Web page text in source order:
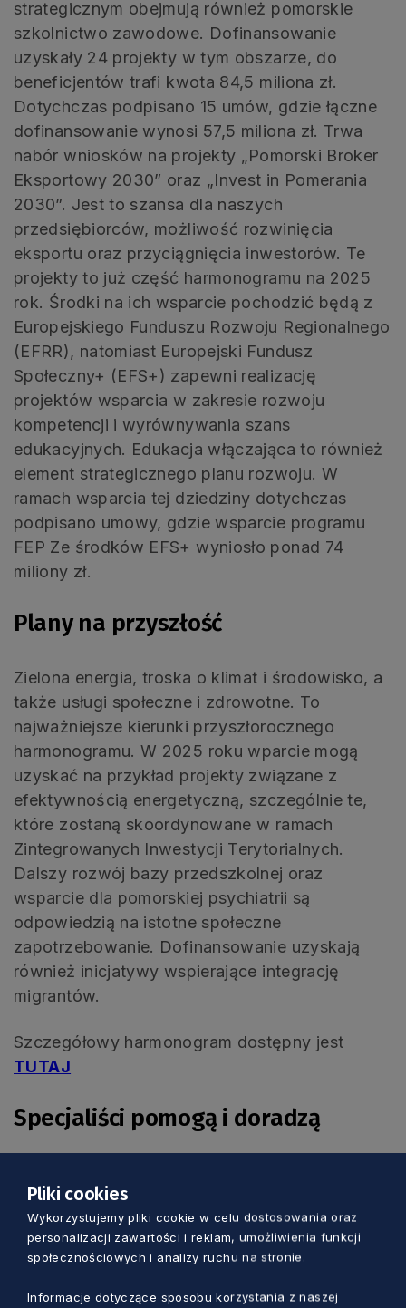
strategicznym obejmują również pomorskie
szkolnictwo zawodowe. Dofinansowanie
uzyskały 24 projekty w tym obszarze, do
beneficjentów trafi kwota 84,5 miliona zł.
Dotychczas podpisano 15 umów, gdzie łączne
dofinansowanie wynosi 57,5 miliona zł. Trwa
nabór wniosków na projekty „Pomorski Broker
Eksportowy 2030” oraz „Invest in Pomerania
2030”. Jest to szansa dla naszych
przedsiębiorców, możliwość rozwinięcia
eksportu oraz przyciągnięcia inwestorów. Te
projekty to już część harmonogramu na 2025
rok. Środki na ich wsparcie pochodzić będą z
Europejskiego Funduszu Rozwoju Regionalnego
(EFRR), natomiast Europejski Fundusz
Społeczny+ (EFS+) zapewni realizację
projektów wsparcia w zakresie rozwoju
kompetencji i wyrównywania szans
edukacyjnych. Edukacja włączająca to również
element strategicznego planu rozwoju. W
ramach wsparcia tej dziedziny dotychczas
podpisano umowy, gdzie wsparcie programu
FEP Ze środków EFS+ wyniosło ponad 74
miliony zł.
Plany na przyszłość
Zielona energia, troska o klimat i środowisko, a
także usługi społeczne i zdrowotne. To
najważniejsze kierunki przyszłorocznego
harmonogramu. W 2025 roku wparcie mogą
uzyskać na przykład projekty związane z
efektywnością energetyczną, szczególnie te,
które zostaną skoordynowane w ramach
Zintegrowanych Inwestycji Terytorialnych.
Dalszy rozwój bazy przedszkolnej oraz
wsparcie dla pomorskiej psychiatrii są
odpowiedzią na istotne społeczne
zapotrzebowanie. Dofinansowanie uzyskają
również inicjatywy wspierające integrację
migrantów.
Szczegółowy harmonogram dostępny jest
TUTAJ
Specjaliści pomogą i doradzą
pomocy technicznej na 2024 rok, którego
celem jest skuteczna i efektywna realizacja
programu Fundusze Europejskie dla Pomorza
2021-2027. Dzięki temu region zyskuje
dodatkowe narzędzia i zasoby, które umożliwią
Pliki cookies
Wykorzystujemy pliki cookie w celu dostosowania oraz
personalizacji zawartości i reklam, umożliwienia funkcji
społecznościowych i analizy ruchu na stronie.
Informacje dotyczące sposobu korzystania z naszej